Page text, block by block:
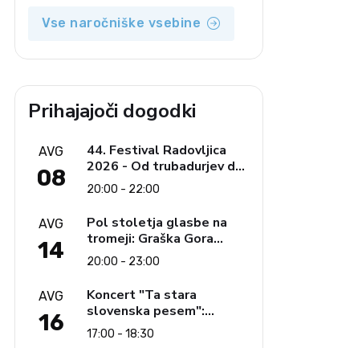
delu: Revija 2000 in
revolucionarna izvotlitev
Vse naročniške vsebine
Prihajajoči dogodki
AVG
08
44. Festival Radovljica
2026 - Od trubadurjev do
Brahmsa
20:00 - 22:00
AVG
14
Pol stoletja glasbe na
tromeji: Graška Gora
obeležuje 50. jubilejni
festival narodno-zabavne
glasbe
20:00 - 23:00
AVG
16
Koncert "Ta stara
slovenska pesem":
Ljudski pevci Jezerci
17:00 - 18:30